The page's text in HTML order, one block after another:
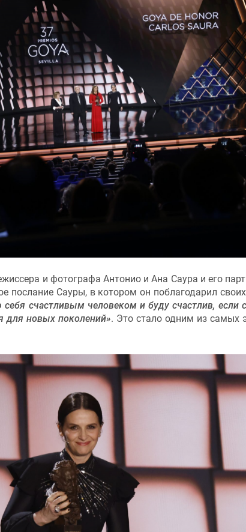
и фотографа Антонио и Ана Саура и его
послание Сауры, в котором он поблагодарил своих
себя счастливым человеком и буду счастлив, если
для новых поколений». Это стало одним из самых